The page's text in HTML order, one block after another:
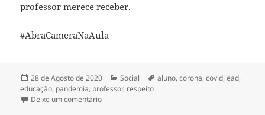
professor merece receber.
#AbraCameraNaAula
Publicado
a
28 de Agosto de 2020 Categorias
Social Etiquetas
aluno,corona,covid,ead,
educação, pandemia, professor, respeito
Deixe um comentáriosobre Abra sua câmera na aula